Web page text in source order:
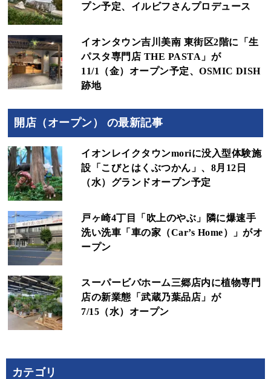
プン予定、イルビフさんプロデュース
イオンタウン吉川美南 東街区2階に「生
パスタ専門店 THE PASTA」が
11/1（金）オープン予定、OSMIC DISH
跡地
開店（オープン） の最新記事
イオンレイクタウンmoriに没入型体験施
設「こびとはくぶつかん」、8月12日
（水）グランドオープン予定
戸ヶ崎4丁目「吹上のやぶ」隣に爆速手
洗い洗車「車の家（Car’s Home）」がオ
ープン
スーパービバホーム三郷店内に植物専門
店の新業態「武蔵乃葉品店」が
7/15（水）オープン
カテゴリ